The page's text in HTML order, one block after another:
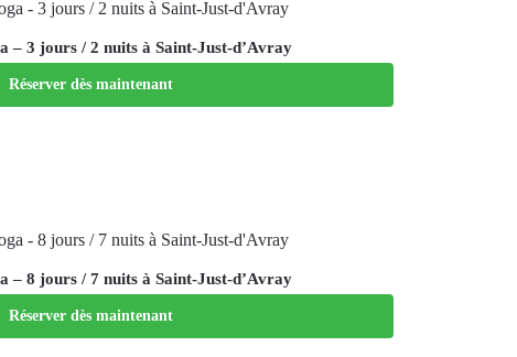
– 3 jours / 2 nuits à Saint-Just-d’Avray
Réserver dès maintenant
– 8 jours / 7 nuits à Saint-Just-d’Avray
Réserver dès maintenant